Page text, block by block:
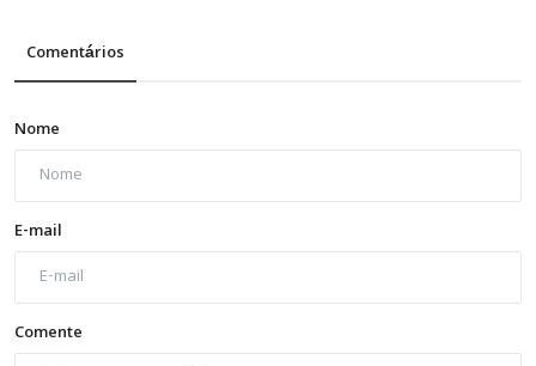
Comentários
Nome
E-mail
Comente